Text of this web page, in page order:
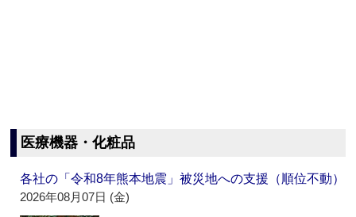
医療機器・化粧品
各社の「令和8年熊本地震」被災地への支援（順位不動）
2026年08月07日 (金)